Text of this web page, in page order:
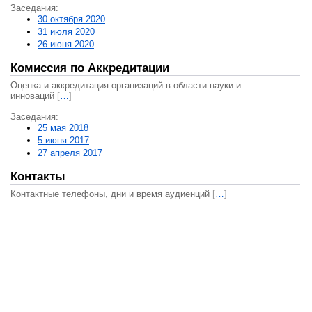
Заседания:
30 октября 2020
31 июля 2020
26 июня 2020
Комиссия по Аккредитации
Оценка и аккредитация организаций в области науки и
инноваций […]
Заседания:
25 мая 2018
5 июня 2017
27 апреля 2017
Контакты
Контактные телефоны, дни и время аудиенций […]